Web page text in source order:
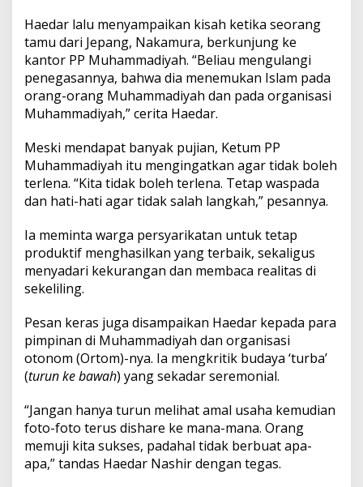
Haedar lalu menyampaikan kisah ketika seorang
tamu dari Jepang, Nakamura, berkunjung ke
kantor PP Muhammadiyah. “Beliau mengulangi
penegasannya, bahwa dia menemukan Islam pada
orang-orang Muhammadiyah dan pada organisasi
Muhammadiyah,” cerita Haedar.
Meski mendapat banyak pujian, Ketum PP
Muhammadiyah itu mengingatkan agar tidak boleh
terlena. “Kita tidak boleh terlena. Tetap waspada
dan hati-hati agar tidak salah langkah,” pesannya.
Ia meminta warga persyarikatan untuk tetap
produktif menghasilkan yang terbaik, sekaligus
menyadari kekurangan dan membaca realitas di
sekeliling.
Pesan keras juga disampaikan Haedar kepada para
pimpinan di Muhammadiyah dan organisasi
otonom (Ortom)-nya. Ia mengkritik budaya ‘turba’
(turun ke bawah) yang sekadar seremonial.
“Jangan hanya turun melihat amal usaha kemudian
foto-foto terus dishare ke mana-mana. Orang
memuji kita sukses, padahal tidak berbuat apa-
apa,” tandas Haedar Nashir dengan tegas.